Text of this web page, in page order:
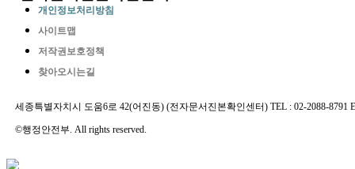
개인정보처리방침
사이트맵
저작권보호정책
찾아오시는길
세종특별자치시 도움6로 42(어진동) (전자문서진본확인센터) TEL : 02-2088-8791
©행정안전부. All rights reserved.